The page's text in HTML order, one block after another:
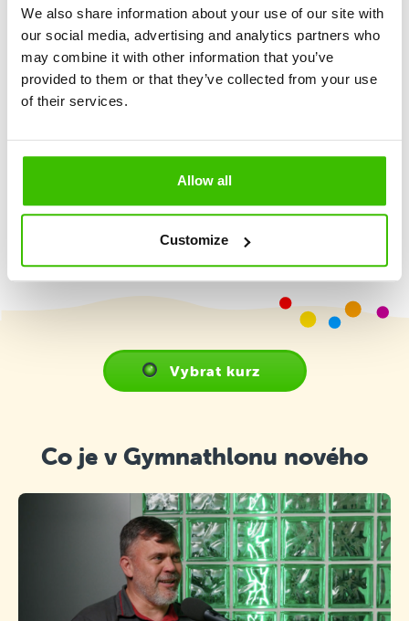
We also share information about your use of our site with
our social media, advertising and analytics partners who
may combine it with other information that you’ve
provided to them or that they’ve collected from your use
of their services.
Allow all
Customize
Důraz na maximální hravost a prožitek
Hrací plán s motivačními samolepkami
Vybrat kurz
Co je v Gymnathlonu nového